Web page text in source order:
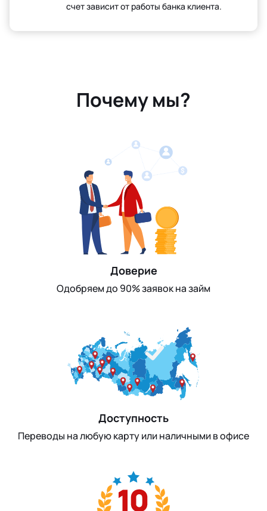
счет зависит от работы банка клиента.
Почему мы?
Доверие
Одобряем до 90% заявок на займ
Доступность
Переводы на любую карту или наличными в офисе